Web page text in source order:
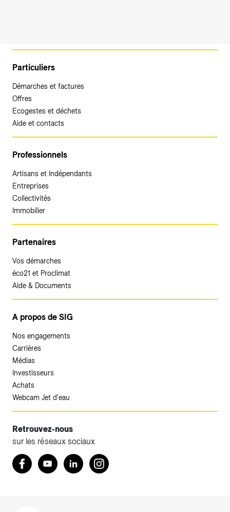
Particuliers
Démarches et factures
Offres
Ecogestes et déchets
Aide et contacts
Professionnels
Artisans et Indépendants
Entreprises
Collectivités
Immobilier
Partenaires
Vos démarches
éco21 et Proclimat
Aide & Documents
A propos de SIG
Nos engagements
Carrières
Médias
Investisseurs
Achats
Webcam Jet d'eau
Retrouvez-nous
sur les réseaux sociaux
Retrouvez nous sur Facebook
YoutubeLinkedInInstagram
Accéder à votre espace client SIG.
Votre espace client SIG n'est pas optimisé pour une